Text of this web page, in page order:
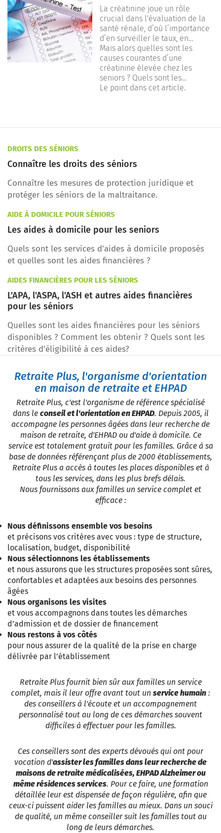
s’inquiéter ?
La créatinine joue un rôle
crucial dans l'évaluation de la
santé rénale, d’où l’importance
d’en surveiller le taux, en
particulier chez les personnes
âgées.
Mais alors quelles sont les
causes courantes d’une
créatinine élevée chez les
seniors ? Quels sont les
symptômes qui doivent alerter ?
Le point dans cet article.
DROITS DES SÉNIORS
Connaître les droits des séniors
Connaître les mesures de protection juridique et
protéger les séniors de la maltraitance.
AIDE À DOMICILE POUR SÉNIORS
Les aides à domicile pour les seniors
Quels sont les services d'aides à domicile proposés
et quelles sont les aides financières ?
AIDES FINANCIÈRES POUR LES SÉNIORS
L'APA, l'ASPA, l'ASH et autres aides financières
pour les séniors
Quelles sont les aides financières pour les séniors
disponibles ? Comment les obtenir ? Quels sont les
critères d'éligibilité à ces aides?
Retraite Plus, l'organisme d'orientation
en maison de retraite et EHPAD
Retraite Plus, c'est l'organisme de référence spécialisé
dans le conseil et l'orientation en EHPAD. Depuis 2005, il
accompagne les personnes âgées dans leur recherche de
maison de retraite, d'EHPAD ou d'aide à domicile. Ce
service est totalement gratuit pour les familles. Grâce à sa
base de données référençant plus de 2000 établissements,
Retraite Plus a accès à toutes les places disponibles et à
tous les services, dans les plus brefs délais.
Nous fournissons aux familles un service complet et
efficace :
Nous définissons ensemble vos besoins
et précisons vos critères avec vous : type de structure,
localisation, budget, disponibilité
Nous sélectionnons les établissements
et nous assurons que les structures proposées sont sûres,
confortables et adaptées aux besoins des personnes
âgées
Nous organisons les visites
et vous accompagnons dans toutes les démarches
d’admission et de dossier de financement
Nous restons à vos côtés
pour nous assurer de la qualité de la prise en charge
délivrée par l’établissement
Retraite Plus fournit bien sûr aux familles un service
complet, mais il leur offre avant tout unservice humain :
des conseillers à l'écoute et un accompagnement
personnalisé tout au long de ces démarches souvent
difficiles à effectuer pour les familles.
Ces conseillers sont des experts dévoués qui ont pour
vocation d'assister les familles dans leur recherche de
maisons de retraite médicalisées, EHPAD Alzheimer ou
même résidences services. Pour ce faire, une formation
détaillée leur est dispensée de façon régulière, afin que
ceux-ci puissent aider les familles au mieux. Dans un souci
de qualité, un même conseiller suit les familles tout au
long de leurs démarches.